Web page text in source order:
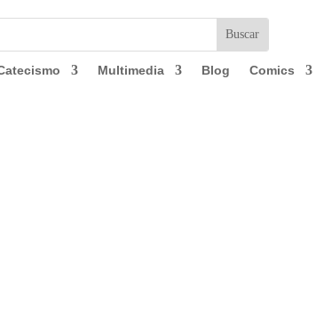
Multimedia Blog Comics